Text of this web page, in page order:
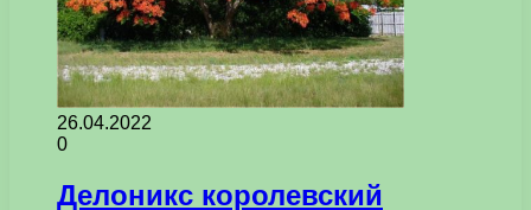
26.04.2022
0
Делоникс королевский